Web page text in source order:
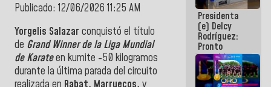
Publicado: 12/06/2026 11:25 AM
Yorgelis Salazar conquistó el título
de Grand Winner de la Liga Mundial
de Karateen kumite -50 kilogramos
durante la última parada del circuito
hacer
historia en
los
Centroamericanos
Presidenta
(e) Delcy
Rodríguez:
Pronto
restableceremos
las
operaciones